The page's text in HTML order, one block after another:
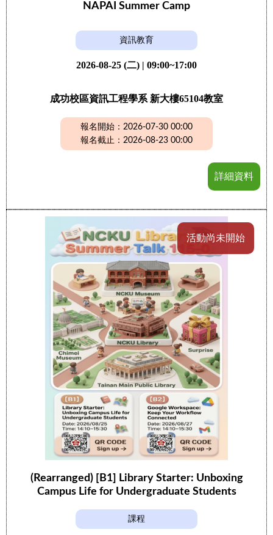
NAPAI Summer Camp
資訊教育
2026-08-25 (二) | 09:00~17:00
成功校區資訊工程學系 新大樓65104教室
報名開始：2026-07-30 00:00
報名截止：2026-08-23 00:00
詳細資料
活動尚未開始
(Rearranged) [B1] Library Starter: Unboxing
Campus Life for Undergraduate Students
課程